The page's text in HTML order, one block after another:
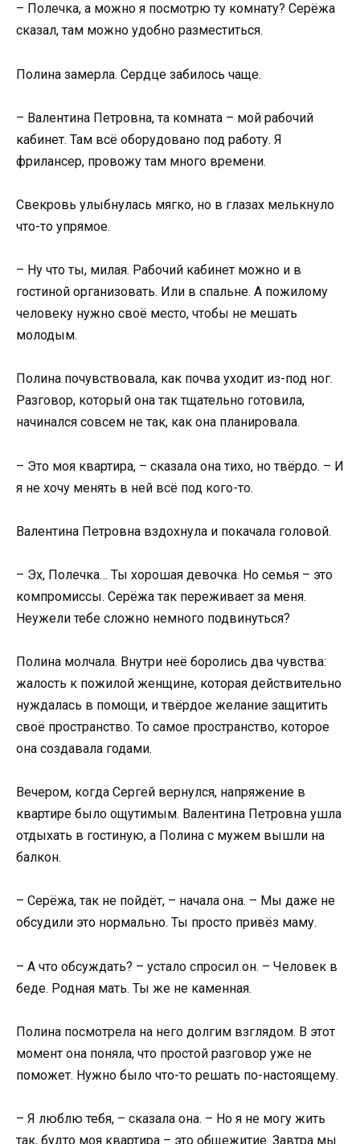
– Полечка, а можно я посмотрю ту комнату? Серёжа
сказал, там можно удобно разместиться.
Полина замерла. Сердце забилось чаще.
– Валентина Петровна, та комната – мой рабочий
кабинет. Там всё оборудовано под работу. Я
фрилансер, провожу там много времени.
Свекровь улыбнулась мягко, но в глазах мелькнуло
что-то упрямое.
– Ну что ты, милая. Рабочий кабинет можно и в
гостиной организовать. Или в спальне. А пожилому
человеку нужно своё место, чтобы не мешать
молодым.
Полина почувствовала, как почва уходит из-под ног.
Разговор, который она так тщательно готовила,
начинался совсем не так, как она планировала.
– Это моя квартира, – сказала она тихо, но твёрдо. – И
я не хочу менять в ней всё под кого-то.
Валентина Петровна вздохнула и покачала головой.
– Эх, Полечка… Ты хорошая девочка. Но семья – это
компромиссы. Серёжа так переживает за меня.
Неужели тебе сложно немного подвинуться?
Полина молчала. Внутри неё боролись два чувства:
жалость к пожилой женщине, которая действительно
нуждалась в помощи, и твёрдое желание защитить
своё пространство. То самое пространство, которое
она создавала годами.
Вечером, когда Сергей вернулся, напряжение в
квартире было ощутимым. Валентина Петровна ушла
отдыхать в гостиную, а Полина с мужем вышли на
балкон.
– Серёжа, так не пойдёт, – начала она. – Мы даже не
обсудили это нормально. Ты просто привёз маму.
– А что обсуждать? – устало спросил он. – Человек в
беде. Родная мать. Ты же не каменная.
Полина посмотрела на него долгим взглядом. В этот
момент она поняла, что простой разговор уже не
поможет. Нужно было что-то решать по-настоящему.
– Я люблю тебя, – сказала она. – Но я не могу жить
так, будто моя квартира – это общежитие. Завтра мы